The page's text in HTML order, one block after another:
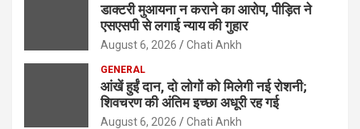
डाक्टरी मुआयना न कराने का आरोप, पीड़ित ने
एसएसपी से लगाई न्याय की गुहार
August 6, 2026 Chati Ankh
GENERAL
आंखें हुईं दान, दो लोगों को मिलेगी नई रोशनी;
शिवचरण की अंतिम इच्छा अधूरी रह गई
August 6, 2026 Chati Ankh